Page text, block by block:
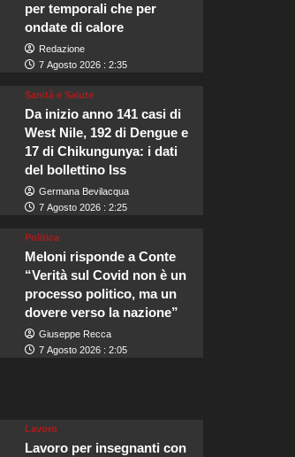
per temporali che per
ondate di calore
Redazione
7 Agosto 2026 : 2:35
Sanità e Salute
Da inizio anno 141 casi di
West Nile, 192 di Dengue e
17 di Chikungunya: i dati
del bollettino Iss
Germana Bevilacqua
7 Agosto 2026 : 2:25
Politica
Meloni risponde a Conte
“Verità sul Covid non è un
processo politico, ma un
dovere verso la nazione”
Giuseppe Recca
7 Agosto 2026 : 2:05
Lavoro
Lavoro per insegnanti con